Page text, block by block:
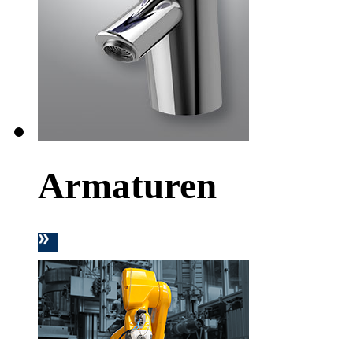
Armaturen